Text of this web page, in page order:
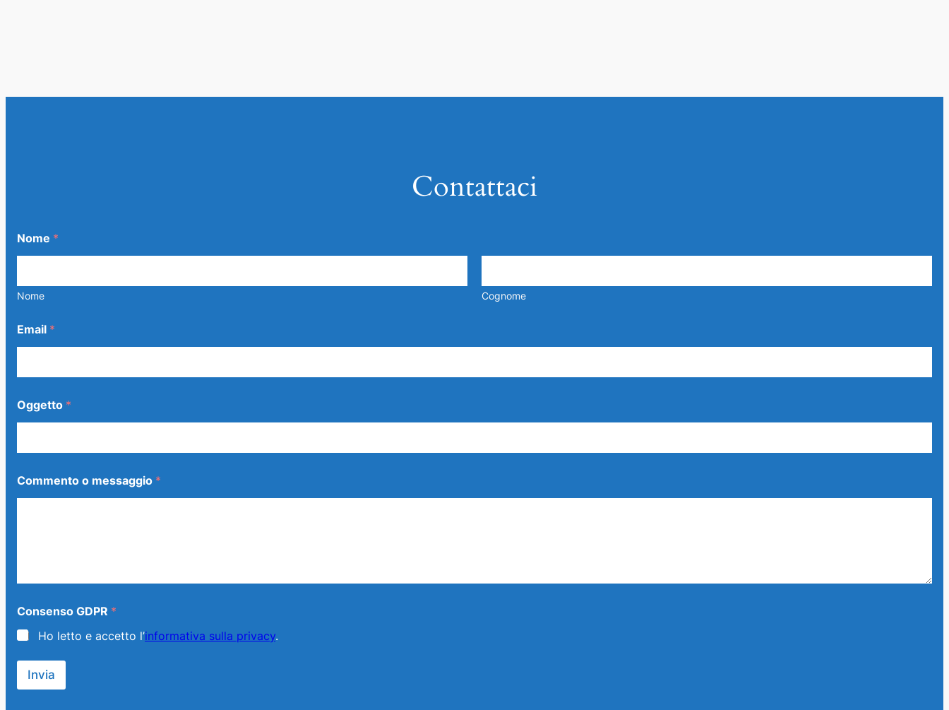
Contattaci
Nome *
Nome Cognome
m
a
e
s
s
g
i
Email *
Oggetto *
Commento o messaggio *
Consenso GDPR *
Ho letto e accetto l’informativa sulla privacy.
Invia